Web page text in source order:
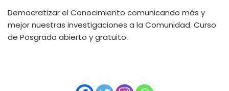
Democratizar el Conocimiento comunicando más y
mejor nuestras investigaciones a la Comunidad. Curso
de Posgrado abierto y gratuito.